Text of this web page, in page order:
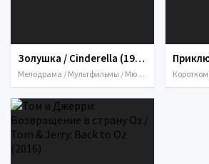
Золушка / Cinderella (1949)
Мелодрама / Мультфильмы / Мюзикл / Семейный / Фэнтези / США / 1949